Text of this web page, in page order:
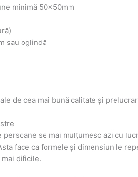
minimă 50x50mm
sau oglindă
de cea mai bună calitate și
persoane se mai mulțumesc azi cu
face ca formele și dimensiunile
dificile.